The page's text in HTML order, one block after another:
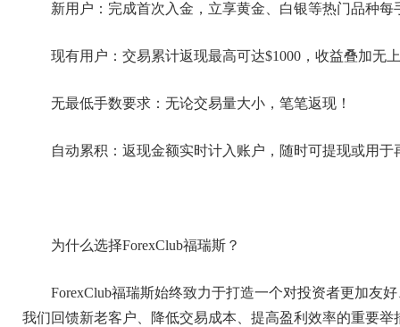
新用户：完成首次入金，立享黄金、白银等热门品种每
现有用户：交易累计返现最高可达$1000，收益叠加无
无最低手数要求：无论交易量大小，笔笔返现！
自动累积：返现金额实时计入账户，随时可提现或用于
为什么选择ForexClub福瑞斯？
ForexClub福瑞斯始终致力于打造一个对投资者更加友
我们回馈新老客户、降低交易成本、提高盈利效率的重要举